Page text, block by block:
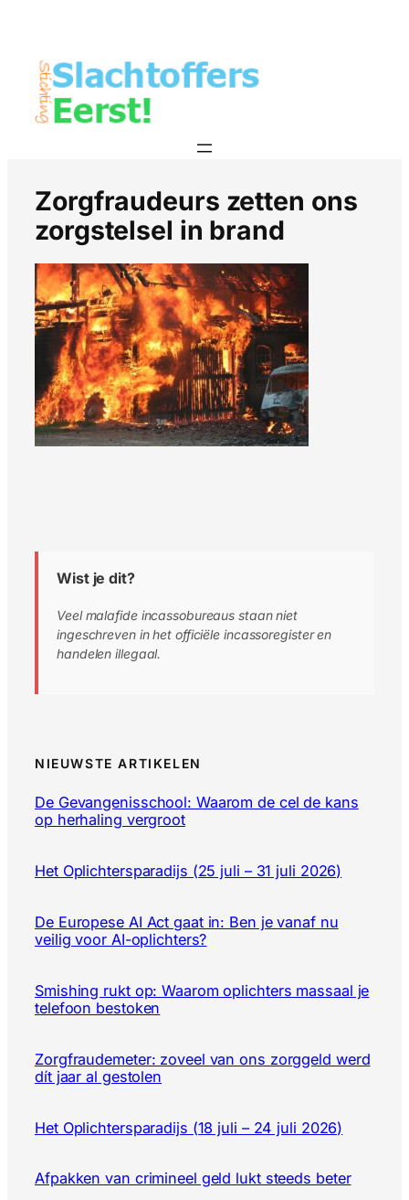
Zorgfraudeurs zetten ons
zorgstelsel in brand
Wist je dit?
Veel malafide incassobureaus staan niet
ingeschreven in het officiële incassoregister en
handelen illegaal.
NIEUWSTE ARTIKELEN
De Gevangenisschool: Waarom de cel de kans
op herhaling vergroot
Het Oplichtersparadijs (25 juli – 31 juli 2026)
De Europese AI Act gaat in: Ben je vanaf nu
veilig voor AI-oplichters?
Smishing rukt op: Waarom oplichters massaal je
telefoon bestoken
Zorgfraudemeter: zoveel van ons zorggeld werd
dít jaar al gestolen
Het Oplichtersparadijs (18 juli – 24 juli 2026)
Afpakken van crimineel geld lukt steeds beter